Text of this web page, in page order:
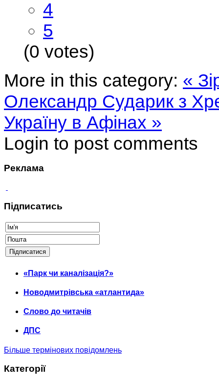
4
5
(0 votes)
More in this category: «
Олександр Сударик з
Україну в Афінах »
Login to post comments
Реклама
Підписатись
«Парк чи каналізація?»
Новодмитрівська «атлантида»
Слово до читачів
ДПС
Більше термінових повідомлень
Категорії